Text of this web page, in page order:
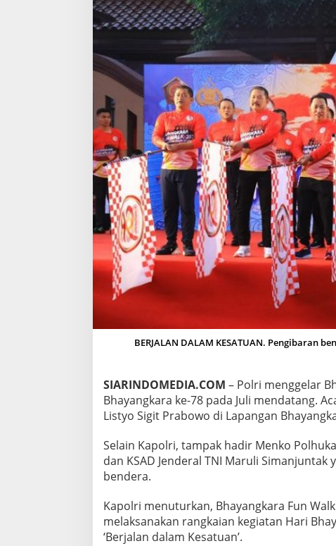
U
N
G
,
K
S
A
D
H
I
M
E
N
K
U
M
R
A
M
I
K
H
A
Y
BERJALAN DALAM KESATUAN. Pengibaran
SIARINDOMEDIA.COM – Polri menggelar
Bhayangkara ke-78 pada Juli mendatang.
Listyo Sigit Prabowo di Lapangan
Selain Kapolri, tampak hadir Menko
dan KSAD Jenderal TNI Maruli
bendera.
Kapolri menuturkan, Bhayangkara Fun
melaksanakan rangkaian kegiatan Hari
‘Berjalan dalam Kesatuan’.